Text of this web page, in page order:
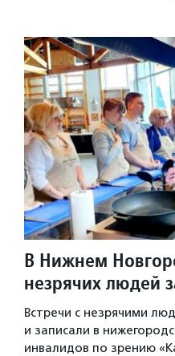
В Нижнем
незрячих людей
Встречи с незрячими
и записали в
инвалидов по зрению